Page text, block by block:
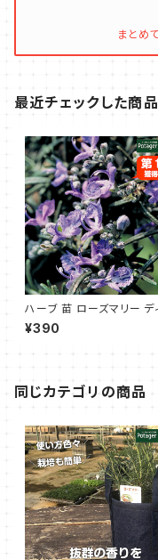
まとめ
最近チェックした商品
ハーブ 苗 ローズマリー デ
プブルー
¥390
同じカテゴリの商品